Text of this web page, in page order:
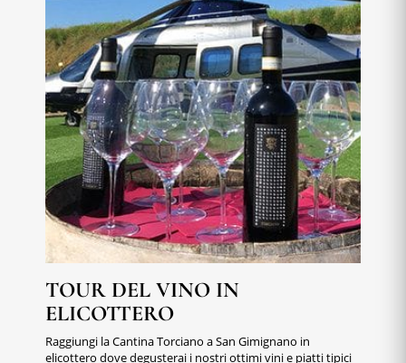
TOUR DEL VINO IN
ELICOTTERO
Raggiungi la Cantina Torciano a San Gimignano in
elicottero dove degusterai i nostri ottimi vini e piatti tipici